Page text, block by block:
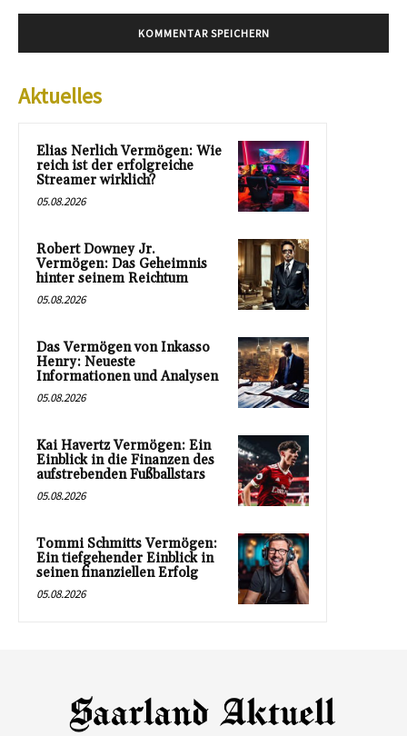
Aktuelles
Elias Nerlich Vermögen: Wie
reich ist der erfolgreiche
Streamer wirklich?
05.08.2026
Robert Downey Jr.
Vermögen: Das Geheimnis
hinter seinem Reichtum
05.08.2026
Das Vermögen von Inkasso
Henry: Neueste
Informationen und Analysen
05.08.2026
Kai Havertz Vermögen: Ein
Einblick in die Finanzen des
aufstrebenden Fußballstars
05.08.2026
Tommi Schmitts Vermögen:
Ein tiefgehender Einblick in
seinen finanziellen Erfolg
05.08.2026